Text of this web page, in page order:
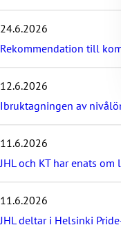
e
r
s
e
s
t
e
n
y
24.6.2026
Rekommendation till
12.6.2026
Ibruktagningen av
11.6.2026
JHL och KT har enats
11.6.2026
JHL deltar i Helsinki